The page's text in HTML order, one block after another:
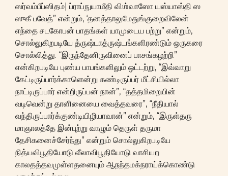
ஸர்வம்பீப்ஸிதம்| ப்ராப்நுயாமீதி விஶ்வாஸோ யஸ்யாஸ்தி ஸ
ஸுகீ பவேத்” என்றும், ‘தனத்தாலுமேதுங்குறைவிலேன்
எந்தை சடகோபன் பாதங்கள் யாமுடைய பற்று” என்றும்,
சொல்லுகிறபடியே த்ருஷ்டாத்ருஷ்டங்களிரண்டும் ஒருகரை
சொல்லித்து. “இருந்தேனிருவினைப் பாசங்கழற்றி”
என்கிறபடியே புண்ய பாபங்களிலும் ஒட்டற்று, “இவ்வாறு
கேட்டிருப்பார்க்காளென்று கண்டிருப்பர் மீட்சியில்லா
நாட்டிருப்பார் என்றிருப்பன் நான்”, “தத்தமிறையின்
வடிவென்று தாளினையை வைத்தவரை”, “நீதியால்
வந்திருப்பார்க்குண்டியிழியாவான்” என்றும், “இருள்தரு
மாஞாலத்தே இன்புற்று வாழும் தெருள் தருமா
தேசிகனைச்சேர்ந்து” என்றும் சொல்லுகிறபடியே
நித்யவிபூதியோடு லீலாவிபூதியோடு வாசியற
காலதத்தவமுள்ளதனையும் ஆநந்தமக்நராய்க்கொண்டு